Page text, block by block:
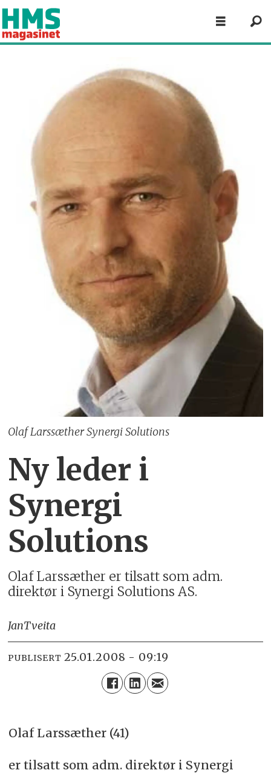
Olaf Larssæther Synergi Solutions
Ny leder i
Synergi
Solutions
Olaf Larssæther er tilsatt som adm.
direktør i Synergi Solutions AS.
JanTveita
PUBLISERT 25.01.2008 - 09:19
Olaf Larssæther (41)
er tilsatt som adm. direktør i Synergi